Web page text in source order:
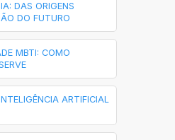
DAS ORIGENS
DO FUTURO
MBTI: COMO
ARTIFICIAL